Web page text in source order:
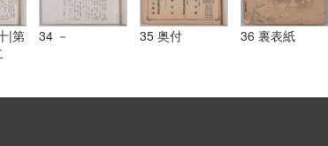
|第
34 － 35 奥付 36 裏表紙